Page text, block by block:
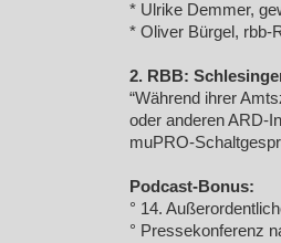
* Ulrike Demmer,
* Oliver Bürgel, rbb-
2. RBB:
“Während ihrer
oder anderen ARD-
muPRO-
Podcast-Bonus:
° 14.
° Pressekonferenz